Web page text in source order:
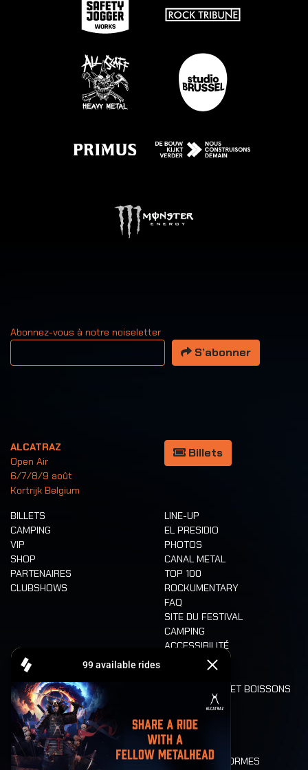
Abonnez-vous à notre noiseletter
Votre adresse email
S’abonner
ALCATRAZ
Open Air
6/7/8/9 août
Kortrijk Belgium
Billets
BILLETS
CAMPING
VIP
SHOP
PARTENAIRES
CLUBSHOWS
LINE-UP
EL PRESIDIO
PHOTOS
CANAL METAL
TOP 100
ROCKUMENTARY
FAQ
SITE DU FESTIVAL
CAMPING
ACCESSIBILITÉ
CASHLESS
ALIMENTATION ET BOISSONS
LONE WOLVES
PLAN
DEATH RIDE
VALEURS ET NORMES